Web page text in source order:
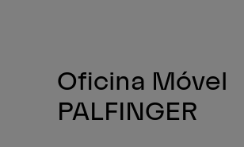
Oficina Móvel
PALFINGER